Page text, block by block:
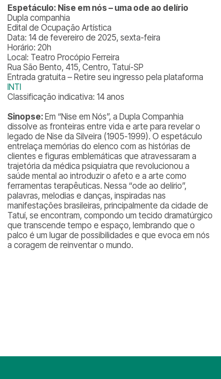
Espetáculo: Nise em nós – uma ode ao delírio
Dupla companhia
Edital de Ocupação Artística
Data: 14 de fevereiro de 2025, sexta-feira
Horário: 20h
Local: Teatro Procópio Ferreira
Rua São Bento, 415, Centro, Tatuí-SP
Entrada gratuita – Retire seu ingresso pela plataforma
INTI
Classificação indicativa: 14 anos
Sinopse: Em “Nise em Nós”, a Dupla Companhia
dissolve as fronteiras entre vida e arte para revelar o
legado de Nise da Silveira (1905-1999). O espetáculo
entrelaça memórias do elenco com as histórias de
clientes e figuras emblemáticas que atravessaram a
trajetória da médica psiquiatra que revolucionou a
saúde mental ao introduzir o afeto e a arte como
ferramentas terapêuticas. Nessa “ode ao delírio”,
palavras, melodias e danças, inspiradas nas
manifestações brasileiras, principalmente da cidade de
Tatuí, se encontram, compondo um tecido dramatúrgico
que transcende tempo e espaço, lembrando que o
palco é um lugar de possibilidades e que evoca em nós
a coragem de reinventar o mundo.